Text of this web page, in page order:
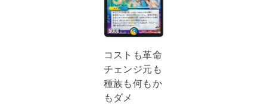
コストも革命
チェンジ元も
種族も何もか
もダメ